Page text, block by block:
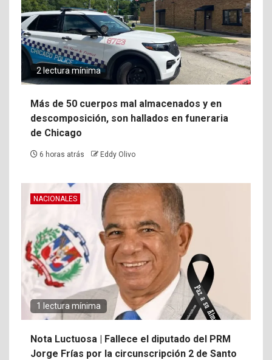
2 lectura mínima
Más de 50 cuerpos mal almacenados y en
descomposición, son hallados en funeraria
de Chicago
6 horas atrás Eddy Olivo
NACIONALES
1 lectura mínima
Nota Luctuosa | Fallece el diputado del PRM
Jorge Frías por la circunscripción 2 de Santo